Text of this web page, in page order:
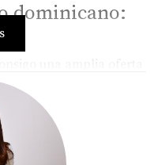
dominicano:
turísticos,
representa una gran
rentabilidad y